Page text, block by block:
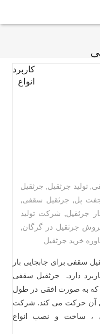
کاربرد
انواع
,تولید جرثقیل, جرثقیل
پل, جرثقیل سقفی,
جرثقیل, شرکت تولید
جرثقیل در گرگان,
خرید جرثقیل
سقفی برای جابجایی بار
دارد. جرثقیل سقفی
که به صورت افقی در طول
آن حرکت می‌ کند. شرکت
، ساخت و نصب انواع